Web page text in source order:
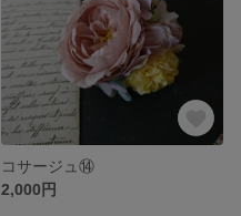
コサージュ⑭
2,000円